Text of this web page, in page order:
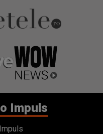
Impuls